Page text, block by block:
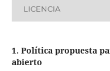
LICENCIA
1. Política propuesta
abierto